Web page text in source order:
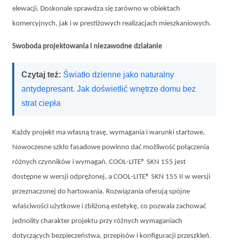
elewacji. Doskonale sprawdza się zarówno w obiektach
komercyjnych, jak i w prestiżowych realizacjach mieszkaniowych.
Swoboda projektowania i niezawodne działanie
Czytaj też: Światło dzienne jako naturalny
antydepresant. Jak doświetlić wnętrze domu bez
strat ciepła
Każdy projekt ma własną trasę, wymagania i warunki startowe.
Nowoczesne szkło fasadowe powinno dać możliwość połączenia
różnych czynników i wymagań. COOL-LITE® SKN 155 jest
dostępne w wersji odprężonej, a COOL-LITE® SKN 155 II w wersji
przeznaczonej do hartowania. Rozwiązania oferują spójne
właściwości użytkowe i zbliżoną estetykę, co pozwala zachować
jednolity charakter projektu przy różnych wymaganiach
dotyczących bezpieczeństwa, przepisów i konfiguracji przeszkleń.